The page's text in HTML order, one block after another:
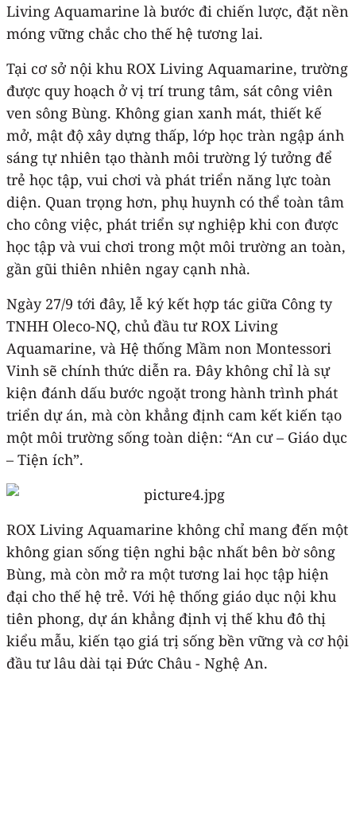
Living Aquamarine là bước đi chiến lược, đặt nền
móng vững chắc cho thế hệ tương lai.
Tại cơ sở nội khu ROX Living Aquamarine, trường
được quy hoạch ở vị trí trung tâm, sát công viên
ven sông Bùng. Không gian xanh mát, thiết kế
mở, mật độ xây dựng thấp, lớp học tràn ngập ánh
sáng tự nhiên tạo thành môi trường lý tưởng để
trẻ học tập, vui chơi và phát triển năng lực toàn
diện. Quan trọng hơn, phụ huynh có thể toàn tâm
cho công việc, phát triển sự nghiệp khi con được
học tập và vui chơi trong một môi trường an toàn,
gần gũi thiên nhiên ngay cạnh nhà.
Ngày 27/9 tới đây, lễ ký kết hợp tác giữa Công ty
TNHH Oleco-NQ, chủ đầu tư ROX Living
Aquamarine, và Hệ thống Mầm non Montessori
Vinh sẽ chính thức diễn ra. Đây không chỉ là sự
kiện đánh dấu bước ngoặt trong hành trình phát
triển dự án, mà còn khẳng định cam kết kiến tạo
một môi trường sống toàn diện: “An cư – Giáo dục
– Tiện ích”.
ROX Living Aquamarine không chỉ mang đến một
không gian sống tiện nghi bậc nhất bên bờ sông
Bùng, mà còn mở ra một tương lai học tập hiện
đại cho thế hệ trẻ. Với hệ thống giáo dục nội khu
tiên phong, dự án khẳng định vị thế khu đô thị
kiểu mẫu, kiến tạo giá trị sống bền vững và cơ hội
đầu tư lâu dài tại Đức Châu - Nghệ An.